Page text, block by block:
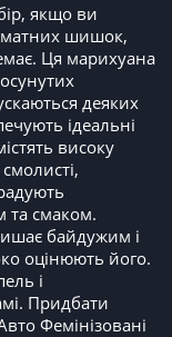
якщо ви
шишок,
Ця марихуана
деяких
ідеальні
високу
та смаком.
байдужим і
оцінюють його.
і
Придбати
Фемінізовані